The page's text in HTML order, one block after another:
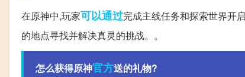
在原神中,玩家可以通过完成主线任务和探索世界开
的地点寻找并解决真灵的挑战。。
怎么获得原神官方送的礼物?